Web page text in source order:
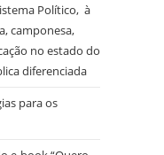
Político, à
camponesa,
no estado do
diferenciada
para os